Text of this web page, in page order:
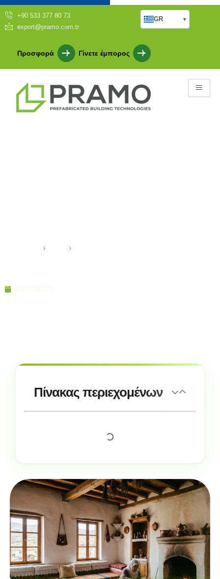
+90 533 377 80 73
export@pramo.com.tr
Προσφορά Γίνετε έμπορος
GR ▾
›
›
Πίνακας περιεχομένων